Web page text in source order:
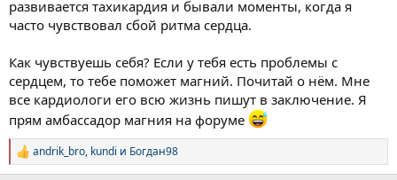
развивается тахикардия и бывали моменты, когда я
часто чувствовал сбой ритма сердца.
Как чувствуешь себя? Если у тебя есть проблемы с
сердцем, то тебе поможет магний. Почитай о нём. Мне
все кардиологи его всю жизнь пишут в заключение. Я
прям амбассадор магния на форуме
Р
е
andrik_bro, kundi и Богдан98